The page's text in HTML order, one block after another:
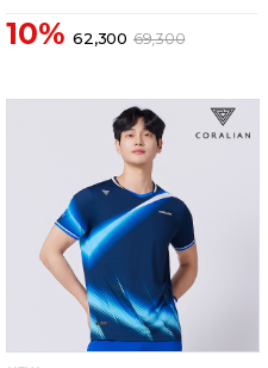
10% 62,300 69,300